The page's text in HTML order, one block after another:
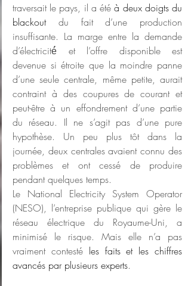
traversait le pays, il a été à deux doigts du
blackout du fait d’une production
insuffisante. La marge entre la demande
d’électricité́ et l’offre disponible est
devenue si étroite que la moindre panne
d’une seule centrale, même petite, aurait
contraint à des coupures de courant et
peut-être à un effondrement d’une partie
du réseau. Il ne s’agit pas d’une pure
hypothèse. Un peu plus tôt dans la
journée, deux centrales avaient connu des
problèmes et ont cessé de produire
pendant quelques temps.
Le National Electricity System Operator
(NESO), l’entreprise publique qui gère le
réseau électrique du Royaume-Uni, a
minimisé le risque. Mais elle n’a pas
vraiment contesté les faits et les chiffres
avancés par plusieurs experts.